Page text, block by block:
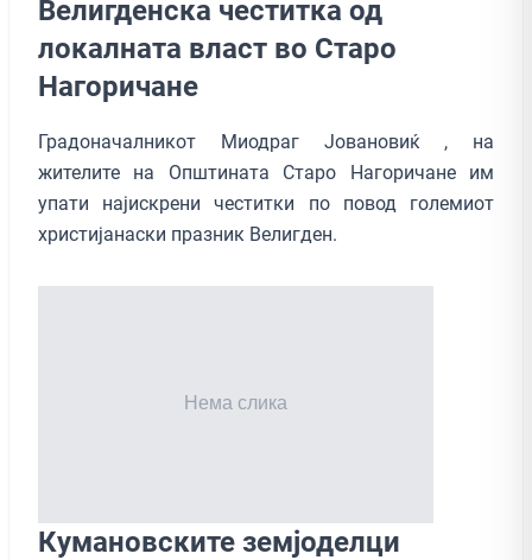
Велигденска честитка од
локалната власт во Старо
Нагоричане
Градоначалникот Миодраг Јовановиќ , на
жителите на Општината Старо Нагоричане им
упати најискрени честитки по повод големиот
христијанаски празник Велигден.
Кумановските земјоделци